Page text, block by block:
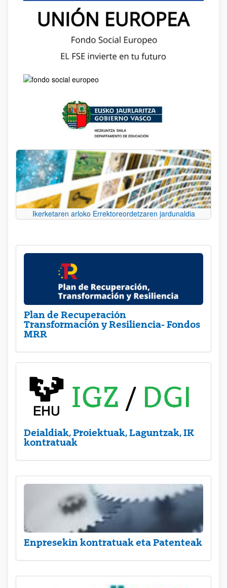
Ikerketaren arloko Errektoreordetzaren jardunaldia
Plan de Recuperación
Transformación y Resiliencia- Fondos
MRR
Deialdiak, Proiektuak, Laguntzak, IK
kontratuak
Enpresekin kontratuak eta Patenteak